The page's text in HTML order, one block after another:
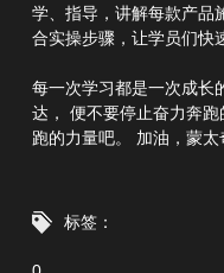
学、指导，讲解每款产品
合实操步骤，让学员们快
每一次学习都是一次成长
达， 便不要停止奋力奔
跑的力量吧。 加油，蒙太
标签：